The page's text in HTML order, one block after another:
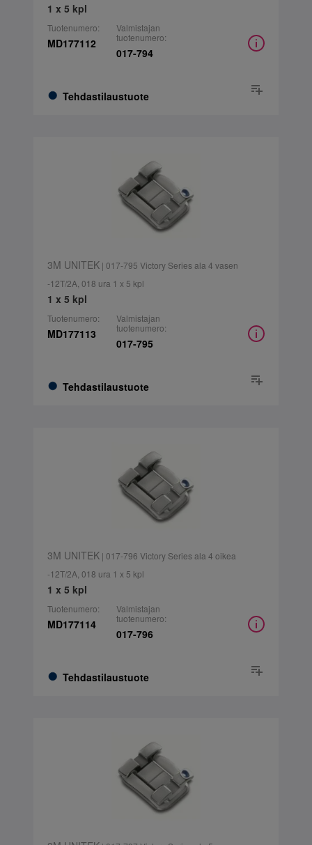
1 x 5 kpl
Tuotenumero:
MD177112
Tehdastilaustuote
Valmistajan
tuotenumero:
017-794
3M UNITEK| 017-795 Victory Series ala 4 vasen
-12T/2A, 018 ura 1 x 5 kpl
1 x 5 kpl
Tuotenumero:
MD177113
Tehdastilaustuote
Valmistajan
tuotenumero:
017-795
3M UNITEK| 017-796 Victory Series ala 4 oikea
-12T/2A, 018 ura 1 x 5 kpl
1 x 5 kpl
Tuotenumero:
MD177114
Tehdastilaustuote
Valmistajan
tuotenumero:
017-796